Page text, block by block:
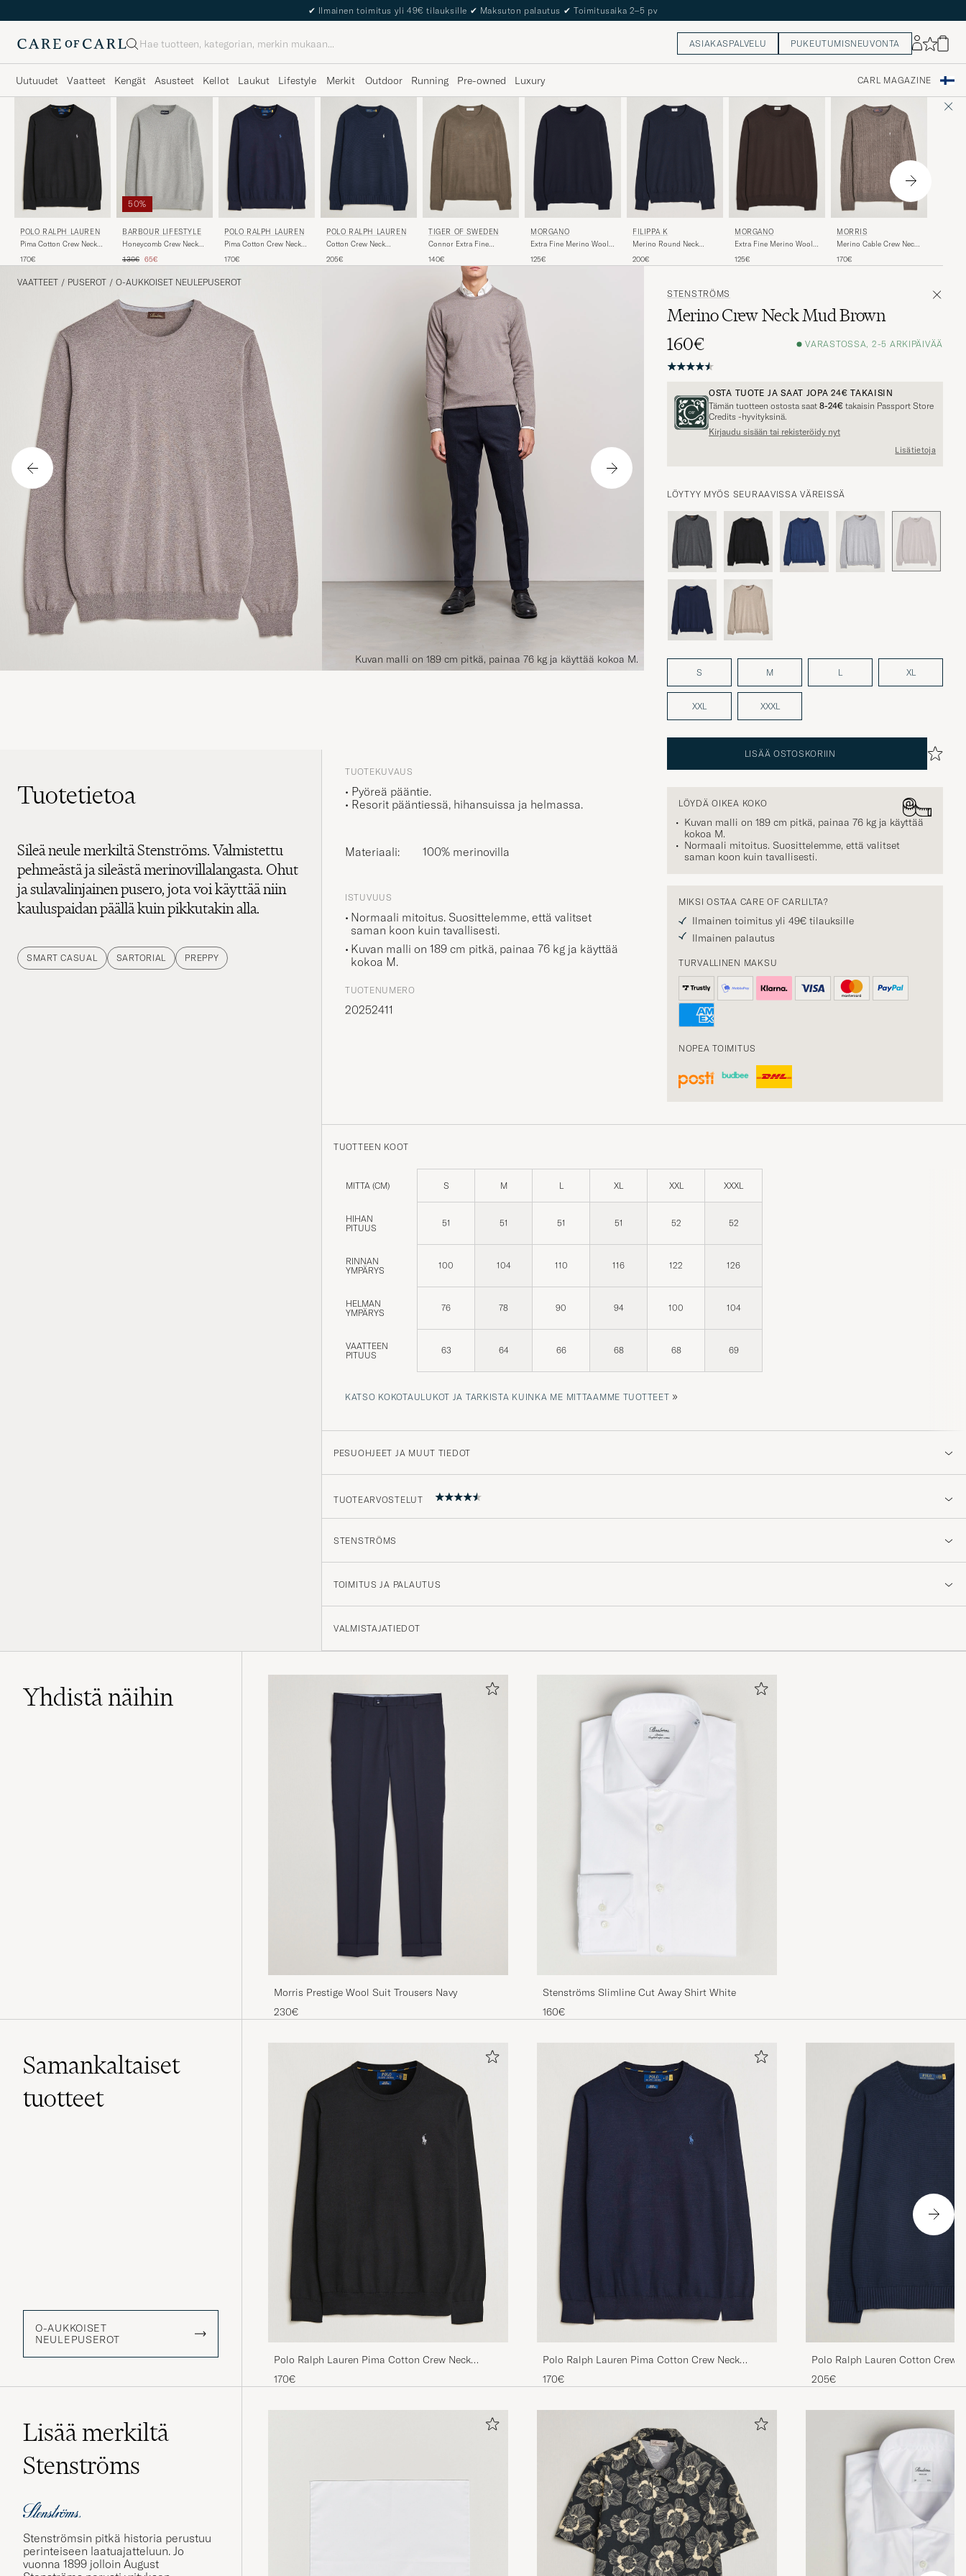
The Care of Carl Passport
Haku ASIAKASPALVELU PUKEUTUMISNEUVONTA
Uutuudet Vaatteet Kengät Asusteet Kellot Laukut Lifestyle Merkit Outdoor Running Pre-owned Luxury CARL MAGAZINE
POLO RALPH LAUREN
Pima Cotton Crew Neck
170€
50%
BARBOUR LIFESTYLE
Honeycomb Crew Neck
Tavallinen hinta
130€ Alennettu hinta
65€
POLO RALPH LAUREN
Pima Cotton Crew Neck
170€
POLO RALPH LAUREN
Cotton Crew Neck
205€
TIGER OF SWEDEN
Connor Extra Fine
Pullover Aged Timber
140€
MORGANO
Extra Fine Merino Wool
125€
FILIPPA K
Merino Round Neck
200€
MORGANO
Extra Fine Merino Wool
125€
MORRIS
Merino Cable Crew Neck
170€
Melange
VAATTEET / PUSEROT / O-AUKKOISET NEULEPUSEROT
Kuvan malli on 189 cm pitkä, painaa 76 kg ja käyttää kokoa M.
STENSTRÖMS
Merino Crew Neck Mud Brown
160€
VARASTOSSA, 2-5 ARKIPÄIVÄÄ
OSTA TUOTE JA SAAT JOPA24€ TAKAISIN
Tämän tuotteen ostosta saat 8-24€ takaisin Passport Store
Credits -hyvityksinä.
Kirjaudu sisään tai rekisteröidy nyt
Lisätietoja
LÖYTYY MYÖS SEURAAVISSA VÄREISSÄ
S M L XL
XXL XXXL
LISÄÄ OSTOSKORIIN
LÖYDÄ OIKEA KOKO
Kuvan malli on 189 cm pitkä, painaa 76 kg ja käyttää
kokoa M.
Normaali mitoitus. Suosittelemme, että valitset
saman koon kuin tavallisesti.
MIKSI OSTAA CARE OF CARLILTA?
Ilmainen toimitus yli 49€ tilauksille
Ilmainen palautus
TURVALLINEN MAKSU
NOPEA TOIMITUS
Tuotetietoa
Sileä neule merkiltä Stenströms. Valmistettu
pehmeästä ja sileästä merinovillalangasta. Ohut
ja sulavalinjainen pusero, jota voi käyttää niin
kauluspaidan päällä kuin pikkutakin alla.
SMART CASUAL SARTORIAL PREPPY
TUOTEKUVAUS
• Pyöreä pääntie.
• Resorit pääntiessä, hihansuissa ja helmassa.
Materiaali: 100% merinovilla
ISTUVUUS
Normaali mitoitus. Suosittelemme, että valitset
saman koon kuin tavallisesti.
Kuvan malli on 189 cm pitkä, painaa 76 kg ja käyttää
kokoa M.
TUOTENUMERO
20252411
TUOTTEEN KOOT
MITTA (CM) S M L XL XXL XXXL
HIHAN
PITUUS
51 51 51 51 52 52
RINNAN
YMPÄRYS
100 104 110 116 122 126
HELMAN
YMPÄRYS
76 78 90 94 100 104
VAATTEEN
PITUUS
63 64 66 68 68 69
KATSO KOKOTAULUKOT JA TARKISTA KUINKA ME MITTAAMME TUOTTEET »
PESUOHJEET JA MUUT TIEDOT
TUOTEARVOSTELUT
Herlig lekre gensere for kjølige sensommer kvelder
INAJOY R OSTETTU OSOITTEESSA CAREOFCARL.NO
Storleksmässigt var den väldigt liten, armarna var kortare än normalt
och längden likaså. Skönt material men passformen var tyvärr inte
OSTETTU OSOITTEESSA CAREOFCARL.SE
Bra produktbeskrivning, stämde med leveransen. Otroligt snabb
transport - två dagar!!
NICLAS C
STENSTRÖMS
TOIMITUS JA PALAUTUS
VALMISTAJATIEDOT
Yhdistä näihin
Morris Prestige Wool Suit Trousers Navy
230€
Stenströms Slimline Cut Away Shirt White
160€
Samankaltaiset
tuotteet
O-AUKKOISET
NEULEPUSEROT
Polo Ralph Lauren Pima Cotton Crew Neck
Pullover Polo Black
170€
Polo Ralph Lauren Pima Cotton Crew Neck
Pullover Hunter Navy
170€
Polo Ralph Lauren Cotton Crew
Hunter Navy
205€
Lisää merkiltä
Stenströms
Stenströmsin pitkä historia perustuu
perinteiseen laatuajatteluun. Jo
vuonna 1899 jolloin August